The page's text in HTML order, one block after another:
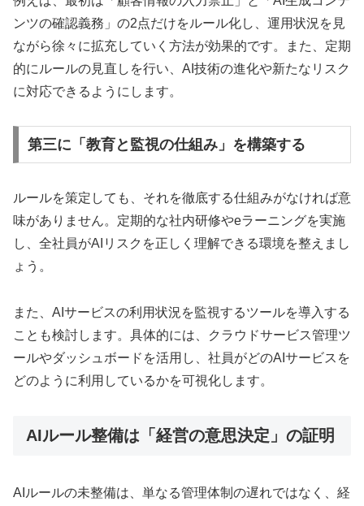
ンツの確認義務」の2点だけをルール化し、運用状況を見
ながら徐々に拡充していく方法が効果的です。また、定期
的にルールの見直しを行い、AI技術の進化や新たなリスク
に対応できるようにします。
第三に「教育と監視の仕組み」を構築する
ルールを策定しても、それを徹底する仕組みがなければ意
味がありません。定期的な社内研修やeラーニングを実施
し、全社員がAIリスクを正しく理解できる環境を整えまし
ょう。
また、AIサービスの利用状況を監視するツールを導入する
ことも検討します。具体的には、クラウドサービス管理ツ
ールやダッシュボードを活用し、社員がどのAIサービスを
どのように利用しているかを可視化します。
AIルール整備は「経営の意思決定」の証明
AIルールの未整備は、単なる管理体制の遅れではなく、経